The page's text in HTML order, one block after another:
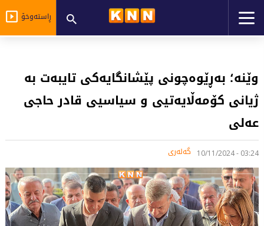
ڕاستەوخۆ
وێنە؛ بەڕێوەچونى پێشانگایەکى تایبەت بە
ژیانى کۆمەڵایەتیی و سیاسیی قادر حاجى
عەلى
03:24 - 10/11/2024 گەلەری